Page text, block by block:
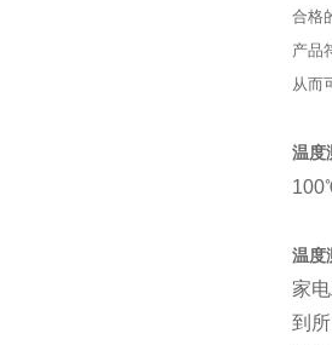
合格
产品
从而
温度
温度
家
到所